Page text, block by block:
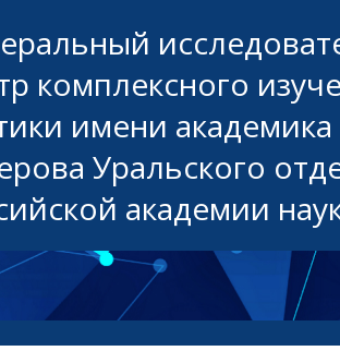
комплексного
имени
Уральского
академии